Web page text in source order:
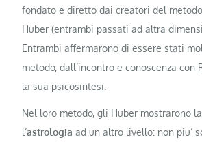
fondato e diretto dai creatori del
Huber (entrambi passati ad altra
Entrambi affermarono di essere stati
metodo, dall’incontro e conoscenza con
la sua psicosintesi
Nel loro metodo, gli Huber mostrarono
l’astrologia ad un altro livello: non piu’